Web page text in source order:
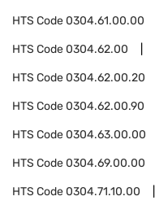
HTS Code0304.61.00.00
HTS Code0304.62.00
HTS Code0304.62.00.20
HTS Code0304.62.00.90
HTS Code0304.63.00.00
HTS Code0304.69.00.00
HTS Code0304.71.10.00